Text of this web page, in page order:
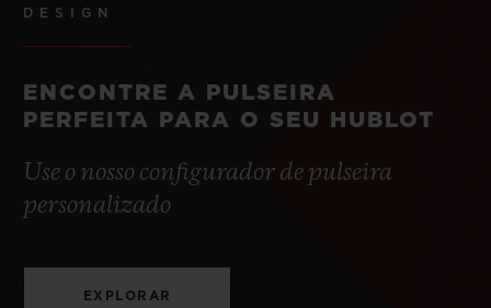
DESIGN
ENCONTRE A PULSEIRA
PERFEITA PARA O SEU HUBLOT
Use o nosso configurador de pulseira
personalizado
EXPLORAR